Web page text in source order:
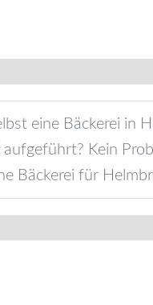
eine Bäckerei in
Kein
Bäckerei für